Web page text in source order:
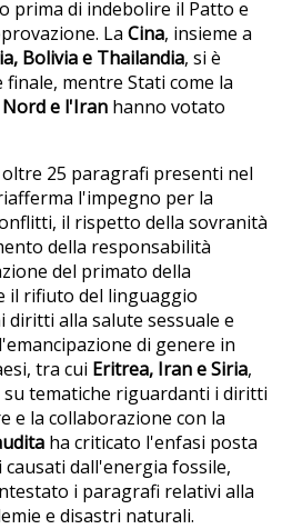
prima di indebolire il Patto e
La Cina, insieme a
Bolivia e Thailandia, si è
mentre Stati come la
Nord e l'Iran hanno votato
25 paragrafi presenti nel
l'impegno per la
il rispetto della sovranità
della responsabilità
del primato della
il rifiuto del linguaggio
diritti alla salute sessuale e
di genere in
tra cui Eritrea, Iran e Siria,
tematiche riguardanti i diritti
e la collaborazione con la
ha criticato l'enfasi posta
dall'energia fossile,
i paragrafi relativi alla
e disastri naturali.